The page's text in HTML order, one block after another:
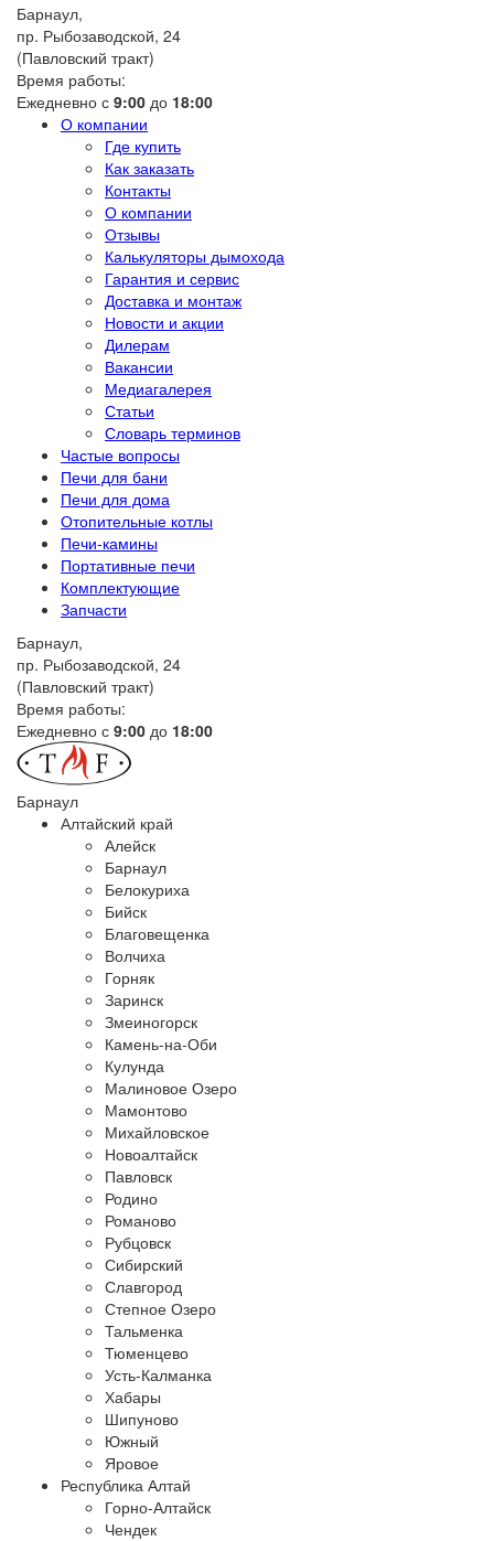
Барнаул,
пр. Рыбозаводской, 24
(Павловский тракт)
Время работы:
Ежедневно с 9:00 до 18:00
О компании
Где купить
Как заказать
Контакты
О компании
Отзывы
Калькуляторы дымохода
Гарантия и сервис
Доставка и монтаж
Новости и акции
Дилерам
Вакансии
Медиагалерея
Статьи
Словарь терминов
Частые вопросы
Печи для бани
Печи для дома
Отопительные котлы
Печи-камины
Портативные печи
Комплектующие
Запчасти
Барнаул,
пр. Рыбозаводской, 24
(Павловский тракт)
Время работы:
Ежедневно с 9:00 до 18:00
Барнаул
Алтайский край
Алейск
Барнаул
Белокуриха
Бийск
Благовещенка
Волчиха
Горняк
Заринск
Змеиногорск
Камень-на-Оби
Кулунда
Малиновое Озеро
Мамонтово
Михайловское
Новоалтайск
Павловск
Родино
Романово
Рубцовск
Сибирский
Славгород
Степное Озеро
Тальменка
Тюменцево
Усть-Калманка
Хабары
Шипуново
Южный
Яровое
Республика Алтай
Горно-Алтайск
Чендек